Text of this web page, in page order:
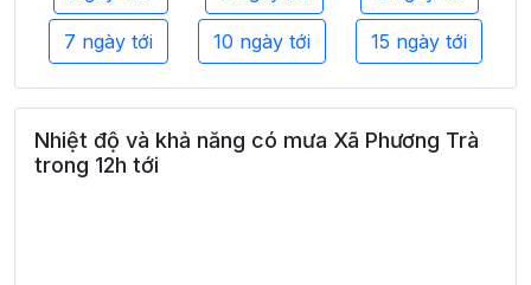
7 ngày tới 10 ngày tới 15 ngày tới
Nhiệt độ và khả năng có mưa Xã Phương Trà
trong 12h tới